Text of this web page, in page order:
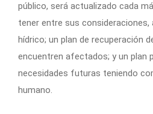
público, será actualizado cada
tener entre sus consideraciones,
hídrico; un plan de recuperación
encuentren afectados; y un plan
necesidades futuras teniendo
humano.